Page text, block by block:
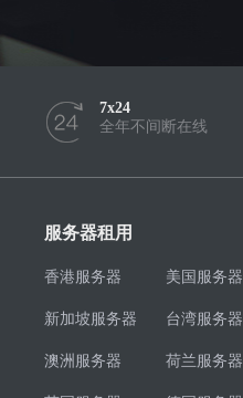
7x24
全年不间断在线
服务器租用
香港服务器 美国服务器
新加坡服务器 台湾服务器
澳洲服务器 荷兰服务器